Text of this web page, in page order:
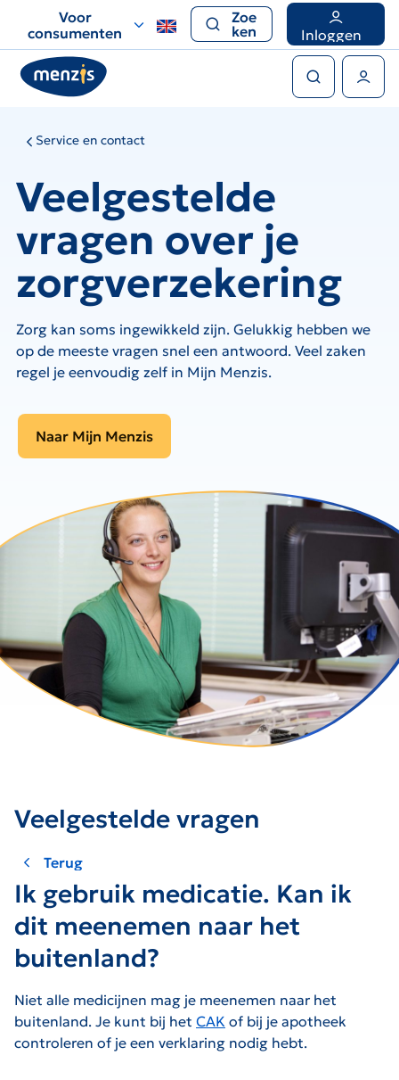
voor
snelle
navigatie
Voor
consumenten
Zoe
ken
Inloggen
Service en contact
Veelgestelde
vragen over je
zorgverzekering
Zorg kan soms ingewikkeld zijn. Gelukkig hebben we
op de meeste vragen snel een antwoord. Veel zaken
regel je eenvoudig zelf in Mijn Menzis.
Naar Mijn Menzis
Veelgestelde vragen
Terug
Ik gebruik medicatie. Kan ik
dit meenemen naar het
buitenland?
Niet alle medicijnen mag je meenemen naar het
buitenland. Je kunt bij het CAK of bij je apotheek
controleren of je een verklaring nodig hebt.